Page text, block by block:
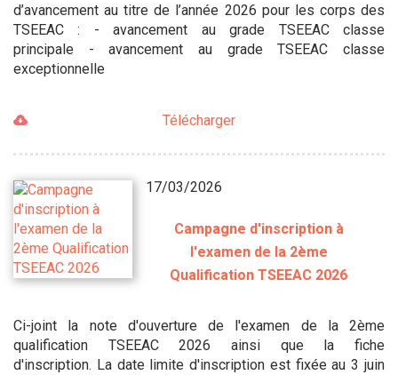
d’avancement au titre de l’année 2026 pour les corps des
TSEEAC : - avancement au grade TSEEAC classe
principale - avancement au grade TSEEAC classe
exceptionnelle
Télécharger
17/03/2026
Campagne d'inscription à
l'examen de la 2ème
Qualification TSEEAC 2026
Ci-joint la note d'ouverture de l'examen de la 2ème
qualification TSEEAC 2026 ainsi que la fiche
d'inscription. La date limite d'inscription est fixée au 3 juin